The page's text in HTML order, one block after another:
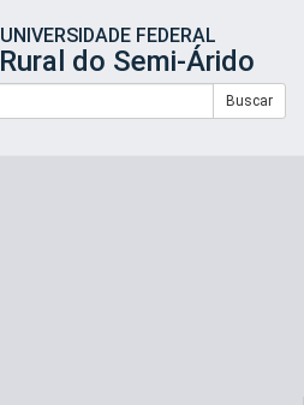
UNIVERSIDADE FEDERAL
Rural do Semi-Árido
Buscar